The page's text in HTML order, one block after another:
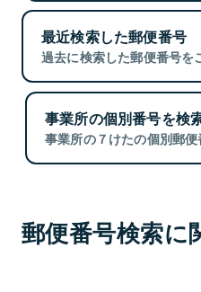
最近検索した郵便番号
過去に検索した郵便番号を
事業所の個別番号を検
事業所の７けたの個別郵便
郵便番号検索に